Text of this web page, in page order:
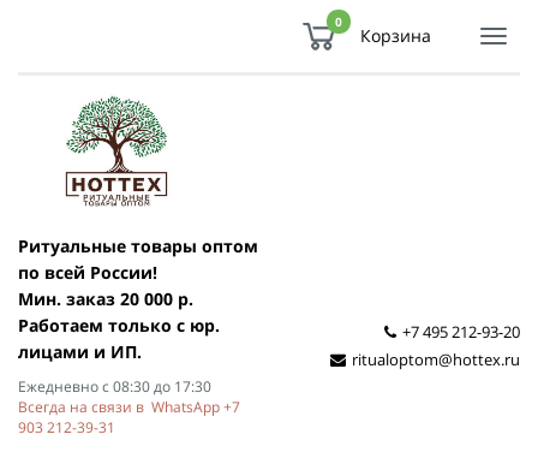
0
Корзина
Ритуальные товары оптом
по всей России!
Мин. заказ 20 000 р.
Работаем только с юр.
лицами и ИП.
Ежедневно с 08:30 до 17:30
Всегда на связи в WhatsApp +7
903 212-39-31
+7 495 212-93-20
ritualoptom@hottex.ru